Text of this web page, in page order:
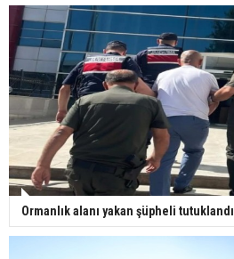
Ormanlık alanı yakan şüpheli tutuklandı